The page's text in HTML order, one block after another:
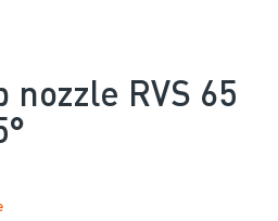
RVS 65